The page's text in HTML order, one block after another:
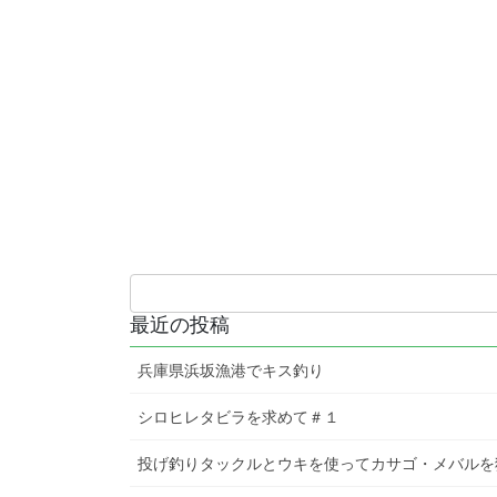
最近の投稿
兵庫県浜坂漁港でキス釣り
シロヒレタビラを求めて＃１
投げ釣りタックルとウキを使ってカサゴ・メバル